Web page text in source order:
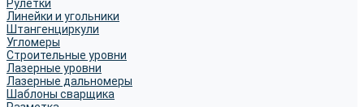
Рулетки
Линейки и угольники
Штангенциркули
Угломеры
Строительные уровни
Лазерные уровни
Лазерные дальномеры
Шаблоны сварщика